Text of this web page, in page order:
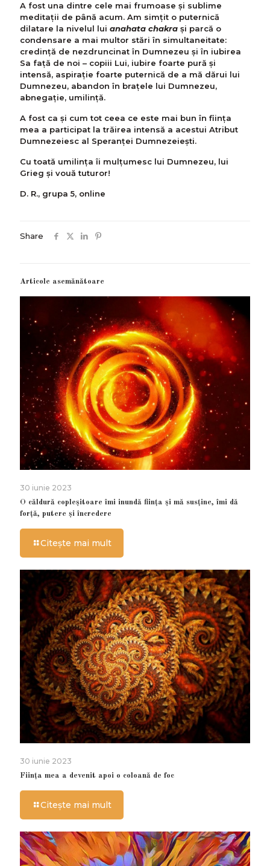
A fost una dintre cele mai frumoase şi sublime
meditaţii de până acum. Am simţit o puternică
dilatare la nivelul lui anahata chakra şi parcă o
condensare a mai multor stări în simultaneitate:
credinţă de nezdruncinat în Dumnezeu şi în iubirea
Sa faţă de noi – copiii Lui, iubire foarte pură şi
intensă, aspiraţie foarte puternică de a mă dărui lui
Dumnezeu, abandon în braţele lui Dumnezeu,
abnegaţie, umilinţă.
A fost ca şi cum tot ceea ce este mai bun în fiinţa
mea a participat la trăirea intensă a acestui Atribut
Dumnezeiesc al Speranţei Dumnezeieşti.
Cu toată umilinţa îi mulţumesc lui Dumnezeu, lui
Grieg şi vouă tuturor!
D. R., grupa 5, online
Share
Articole asemănătoare
30 iunie 2023
O căldură copleșitoare îmi inundă ființa și mă susține, îmi dă
forță, putere și încredere
Citește mai mult
30 iunie 2023
Ființa mea a devenit apoi o coloană de foc
Citește mai mult